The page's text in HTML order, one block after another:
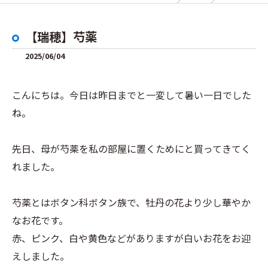
【瑞穂】芍薬
2025/06/04
こんにちは。今日は昨日までと一変して暑い一日でした
ね。
先日、母が芍薬を私の部屋に置くためにと買ってきてく
れました。
芍薬とはボタン科ボタン族で、牡丹の花より少し華やか
なお花です。
赤、ピンク、白や黄色などがありますが白いお花をお迎
えしました。